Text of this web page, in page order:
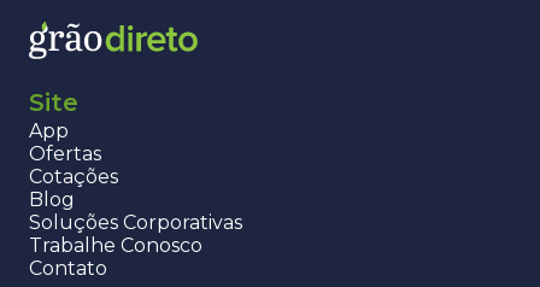
Site
App
Ofertas
Cotações
Blog
Soluções Corporativas
Trabalhe Conosco
Contato